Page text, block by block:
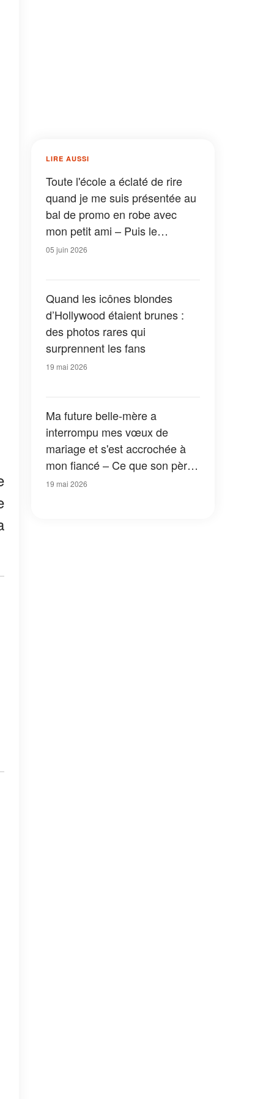
LIRE AUSSI
Toute l'école a éclaté de rire
quand je me suis présentée au
bal de promo en robe avec
mon petit ami – Puis le
proviseur nous a fait monter
bée
05 juin 2026
Quand les icônes blondes
d’Hollywood étaient brunes :
des photos rares qui
surprennent les fans
19 mai 2026
Ma future belle-mère a
interrompu mes vœux de
mariage et s'est accrochée à
mon fiancé – Ce que son père
a fait ensuite a stupéfié tout le
19 mai 2026